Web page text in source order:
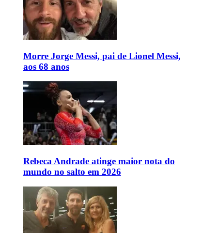
Morre Jorge Messi, pai de Lionel Messi,
aos 68 anos
Rebeca Andrade atinge maior nota do
mundo no salto em 2026